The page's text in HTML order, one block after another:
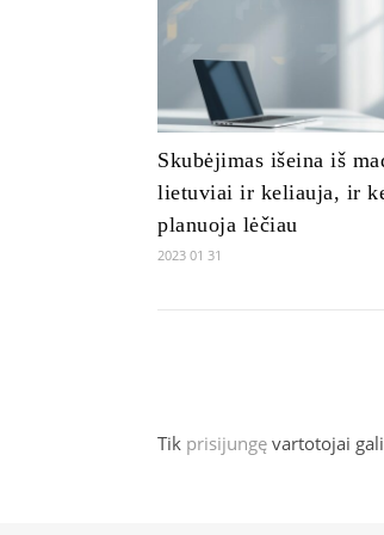
Skubėjimas išeina iš
lietuviai ir keliauja, ir
planuoja lėčiau
2023 01 31
Tik prisijungę vartotojai